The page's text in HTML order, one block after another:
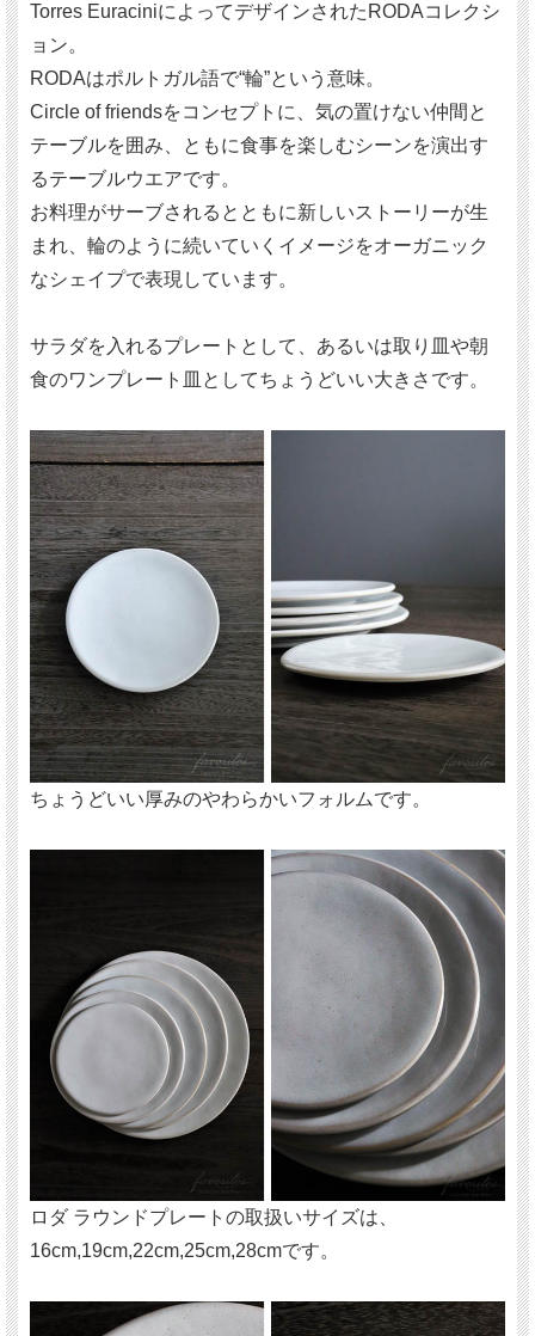
Torres EuraciniによってデザインされたRODAコレクシ
ョン。
RODAはポルトガル語で“輪”という意味。
Circle of friendsをコンセプトに、気の置けない仲間と
テーブルを囲み、ともに食事を楽しむシーンを演出す
るテーブルウエアです。
お料理がサーブされるとともに新しいストーリーが生
まれ、輪のように続いていくイメージをオーガニック
なシェイプで表現しています。
サラダを入れるプレートとして、あるいは取り皿や朝
食のワンプレート皿としてちょうどいい大きさです。
ちょうどいい厚みのやわらかいフォルムです。
ロダ ラウンドプレートの取扱いサイズは、
16cm,19cm,22cm,25cm,28cmです。